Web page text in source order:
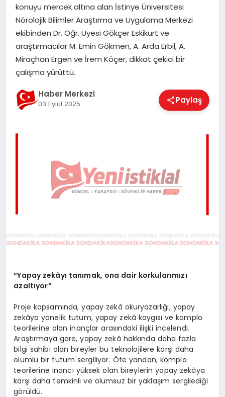
MAGAZIN
SAĞLIK
SPOR
TEKNOLOJI
konuyu mercek altına alan İstinye Üniversitesi
Nörolojik Bilimler Araştırma ve Uygulama Merkezi
ekibinden Dr. Öğr. Üyesi Gökçer Eskikurt ve
araştırmacılar M. Emin Gökmen, A. Arda Erbil, A.
Miraçhan Ergen ve İrem Köçer, dikkat çekici bir
çalışma yürüttü.
Haber Merkezi
03 Eylül 2025 Paylaş
“Yapay zekâyı tanımak, ona dair korkularımızı
azaltıyor”
Proje kapsamında, yapay zekâ okuryazarlığı, yapay
zekâya yönelik tutum, yapay zekâ kaygısı ve komplo
teorilerine olan inançlar arasındaki ilişki incelendi.
Araştırmaya göre, yapay zekâ hakkında daha fazla
bilgi sahibi olan bireyler bu teknolojilere karşı daha
olumlu bir tutum sergiliyor. Öte yandan, komplo
teorilerine inancı yüksek olan bireylerin yapay zekâya
karşı daha temkinli ve olumsuz bir yaklaşım sergilediği
görüldü.